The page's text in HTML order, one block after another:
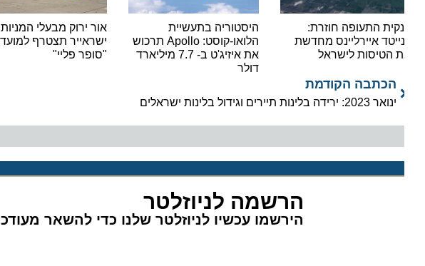
התעופה חוזרת:
איירליינס מחדשת
הטיסות לישראל
היסטוריה בתעשיית
הלואו-קוסט: Apollo תרכוש
את איזיג'ט ב- 7.7 מיליארד
דולר
אור ירוק מבעלי המניות:
ישראייר תצטרף למועדון
"סופר פליי"
הכתבה הקודמת
ינואר 2023: ירידה בלינות תיירים וגידול בלינות ישראלים
הרשמה לניוזלטר
הירשמו עכשיו לניוזלטר שלנו כדי להשאר מעודכנים